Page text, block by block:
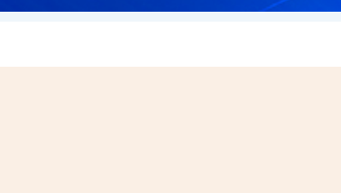
Size özel yatırım temsilcinize kolayca ulaşabilir, her